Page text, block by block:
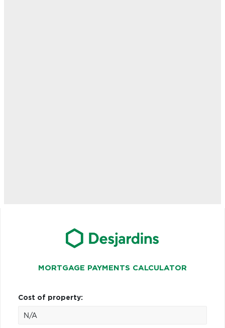
MORTGAGE PAYMENTS CALCULATOR
Cost of property: